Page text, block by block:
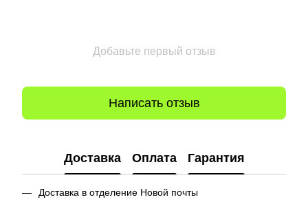
Добавьте первый отзыв
Написать отзыв
Доставка Оплата Гарантия
Доставка в отделение Новой почты